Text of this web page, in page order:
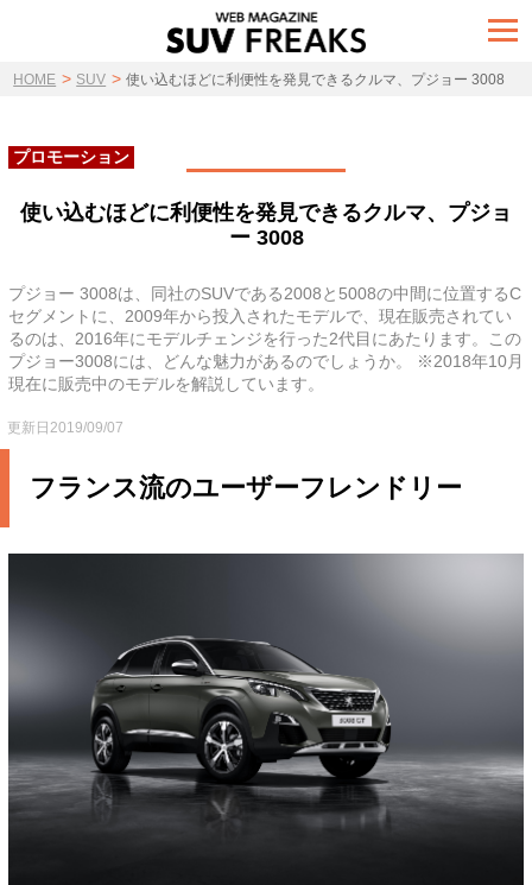
t
o
g
a
n
HOME > SUV > 使い込むほどに利便性を発見できるクルマ、プジョー 3008
プロモーション
使い込むほどに利便性を発見できるクルマ、プジョ
ー 3008
プジョー 3008は、同社のSUVである2008と5008の中間に位置するC
セグメントに、2009年から投入されたモデルで、現在販売されてい
るのは、2016年にモデルチェンジを行った2代目にあたります。この
プジョー3008には、どんな魅力があるのでしょうか。 ※2018年10月
現在に販売中のモデルを解説しています。
更新日2019/09/07
フランス流のユーザーフレンドリー